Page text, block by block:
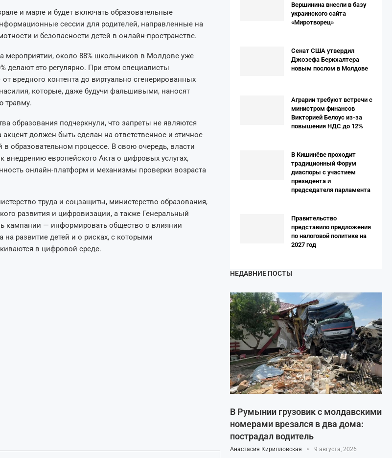
и марте и будет включать образовательные
сессии для родителей, направленные на
и безопасности детей в онлайн-пространстве.
около 88% школьников в Молдове уже
делают это регулярно. При этом специалисты
вредного контента до виртуально сгенерированных
которые, даже будучи фальшивыми, наносят
травму.
образования подчеркнули, что запреты не являются
должен быть сделан на ответственное и этичное
в образовательном процессе. В свою очередь, власти
внедрению европейского Акта о цифровых услугах,
онлайн-платформ и механизмы проверки возраста
труда и соцзащиты, министерство образования,
развития и цифровизации, а также Генеральный
кампании — информировать общество о влиянии
на развитие детей и о рисках, с которыми
в цифровой среде.
Вершинина внесли в базу
украинского сайта
«Миротворец»
Сенат США утвердил
Джозефа Беркхалтера
новым послом в Молдове
Аграрии требуют встречи с
министром финансов
Викторией Белоус из-за
повышения НДС до 12%
В Кишинёве проходит
традиционный Форум
диаспоры с участием
президента и
председателя парламента
Правительство
представило предложения
по налоговой политике на
2027 год
НЕДАВНИЕ ПОСТЫ
В Румынии грузовик с молдавскими
номерами врезался в два дома:
пострадал водитель
Анастасия Кирилловская 9 августа, 2026